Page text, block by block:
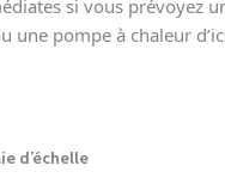
si vous prévoyez
une pompe à chaleur
d’échelle